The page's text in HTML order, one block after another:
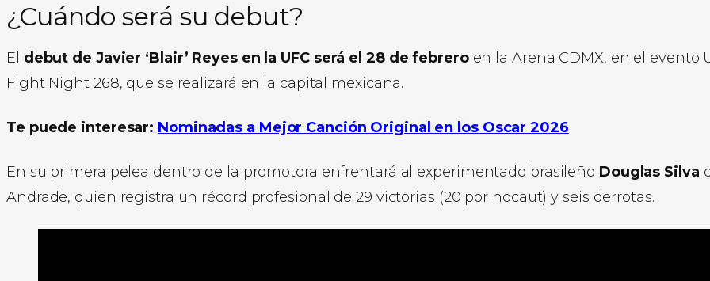
¿Cuándo será su debut?
El debut de Javier ‘Blair’ Reyes en la UFC será el 28 de febreroen la Arena CDMX, en el evento
Fight Night 268, que se realizará en la capital mexicana.
Te puede interesar: Nominadas a Mejor Canción Original en los Oscar 2026
En su primera pelea dentro de la promotora enfrentará al experimentado brasileño Douglas Silva
Andrade, quien registra un récord profesional de 29 victorias (20 por nocaut) y seis derrotas.